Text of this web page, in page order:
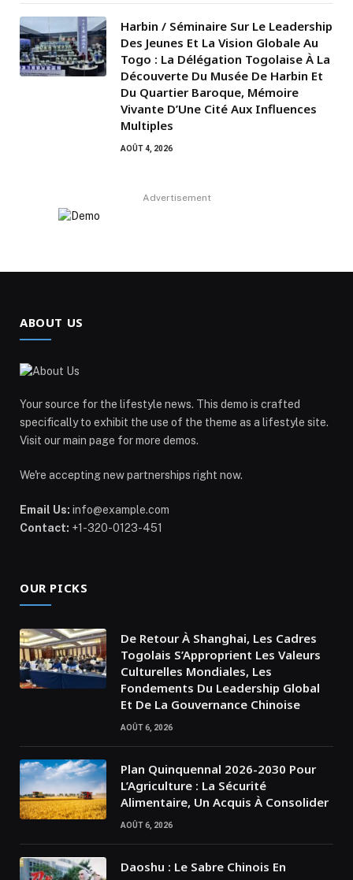
Harbin / Séminaire Sur Le Leadership
Des Jeunes Et La Vision Globale Au
Togo : La Délégation Togolaise À La
Découverte Du Musée De Harbin Et
Du Quartier Baroque, Mémoire
Vivante D’Une Cité Aux Influences
Multiples
AOÛT 4, 2026
Advertisement
ABOUT US
Your source for the lifestyle news. This demo is crafted
specifically to exhibit the use of the theme as a lifestyle site.
Visit our main page for more demos.
We're accepting new partnerships right now.
Email Us: info@example.com
Contact: +1-320-0123-451
OUR PICKS
De Retour À Shanghai, Les Cadres
Togolais S’Approprient Les Valeurs
Culturelles Mondiales, Les
Fondements Du Leadership Global
Et De La Gouvernance Chinoise
AOÛT 6, 2026
Plan Quinquennal 2026-2030 Pour
L’Agriculture : La Sécurité
Alimentaire, Un Acquis À Consolider
AOÛT 6, 2026
Daoshu : Le Sabre Chinois En